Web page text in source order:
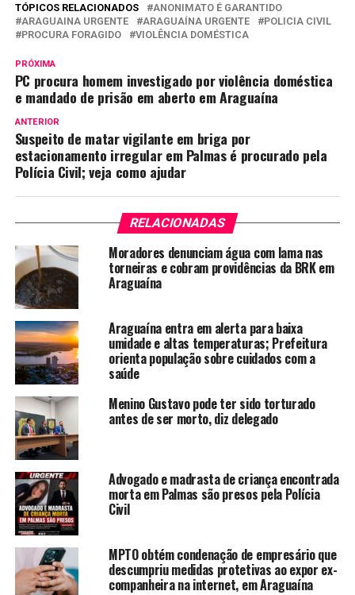
TÓPICOS RELACIONADOS
ANONIMATO É GARANTIDO
ARAGUAINA URGENTE
ARAGUAÍNA URGENTE
POLICIA CIVIL
PROCURA FORAGIDO
VIOLÊNCIA DOMÉSTICA
PRÓXIMA
PC procura homem investigado por violência doméstica
e mandado de prisão em aberto em Araguaína
ANTERIOR
Suspeito de matar vigilante em briga por
estacionamento irregular em Palmas é procurado pela
Polícia Civil; veja como ajudar
RELACIONADAS
Moradores denunciam água com lama nas
torneiras e cobram providências da BRK em
Araguaína
Araguaína entra em alerta para baixa
umidade e altas temperaturas; Prefeitura
orienta população sobre cuidados com a
saúde
Menino Gustavo pode ter sido torturado
antes de ser morto, diz delegado
Advogado e madrasta de criança encontrada
morta em Palmas são presos pela Polícia
Civil
MPTO obtém condenação de empresário que
descumpriu medidas protetivas ao expor ex-
companheira na internet, em Araguaína